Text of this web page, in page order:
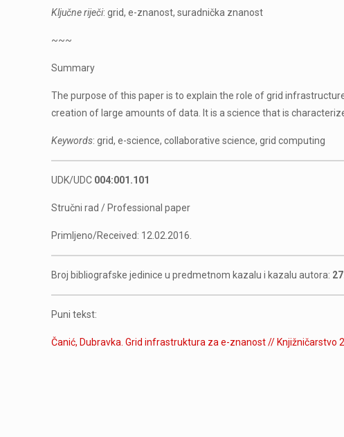
Ključne riječi: grid, e-znanost, suradnička znanost
~~~
Summary
The purpose of this paper is to explain the role of grid
creation of large amounts of data. It is a science that is
Keywords: grid, e-science, collaborative science, grid computing
UDK/UDC 004:001.101
Stručni rad / Professional paper
Primljeno/Received: 12.02.2016.
Broj bibliografske jedinice u predmetnom kazalu i kazalu autora:
Puni tekst:
Čanić, Dubravka. Grid infrastruktura za e-znanost // Knjižničarstvo